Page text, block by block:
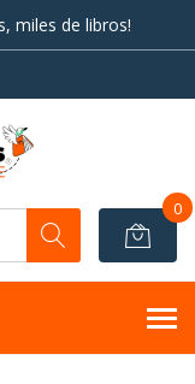
miles de libros!
0